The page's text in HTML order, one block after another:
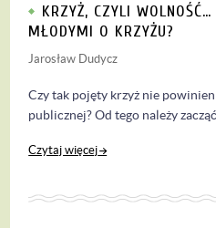
KRZYŻ, CZYLI
MŁODYMI O KRZYŻU?
Jarosław Dudycz
Czy tak pojęty krzyż nie
publicznej? Od tego należy
Czytaj więcej